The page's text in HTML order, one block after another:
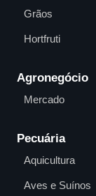
Grãos
Hortfruti
Agronegócio
Mercado
Pecuária
Aquicultura
Aves e Suínos